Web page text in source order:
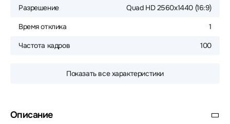
Разрешение Quad HD 2560x1440 (16:9)
Время отклика 1
Частота кадров 100
Показать все характеристики
Описание